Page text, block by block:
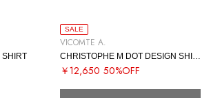
SHIRT
SALE
VICOMTE A.
￥12,650 50%OFF